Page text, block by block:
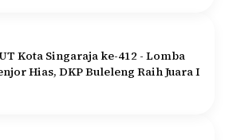
Kota Singaraja ke-412 - Lomba
Hias, DKP Buleleng Raih Juara I